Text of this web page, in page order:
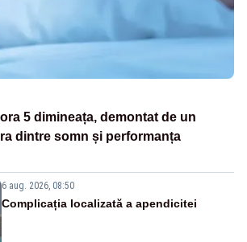
5 dimineața, demontat de un
dintre somn și performanța
6 aug. 2026, 08:50
Complicația localizată a apendicitei